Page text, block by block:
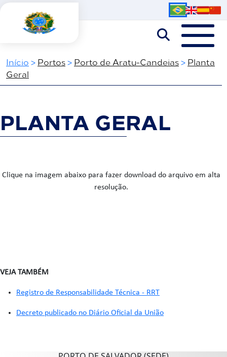
Início > Portos> Porto de Aratu-Candeias> Planta
Geral
PLANTA GERAL
Clique na imagem abaixo para fazer download do arquivo em alta
resolução.
VEJA TAMBÉM
Registro de Responsabilidade Técnica - RRT
Decreto publicado no Diário Oficial da União